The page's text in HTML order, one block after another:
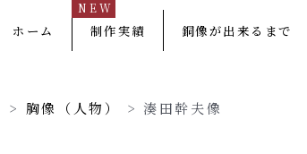
ホーム 制作実績
NEW
銅像が出来るまで
> 胸像（人物） > 湊田幹夫像